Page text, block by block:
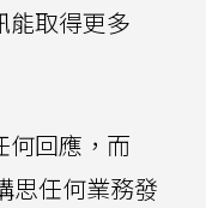
能取得更多
何回應，而
思任何業務發